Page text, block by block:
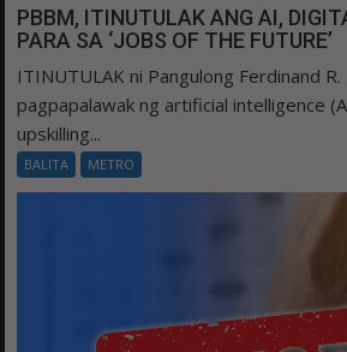
PBBM, ITINUTULAK ANG AI,
PARA SA ‘JOBS OF THE FUTURE’
ITINUTULAK ni Pangulong Ferdinand R.
pagpapalawak ng artificial intelligence
upskilling...
BALITA METRO